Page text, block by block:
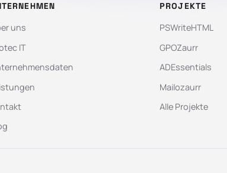
uns
IT
PROJEKTE
PSWriteHTML
GPOZaurr
ADEssentials
Mailozaurr
Alle Projekte